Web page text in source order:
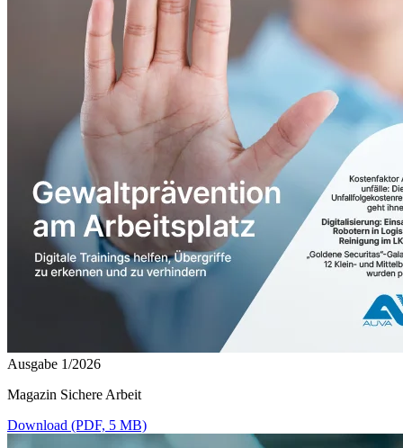
Ausgabe 1/2026
Magazin Sichere Arbeit
Download (PDF, 5 MB)